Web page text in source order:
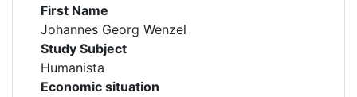
First Name
Johannes Georg Wenzel
Study Subject
Humanista
Economic situation